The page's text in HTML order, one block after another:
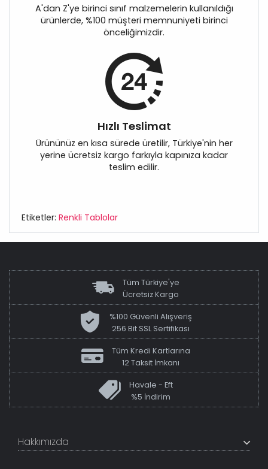
A'dan Z'ye birinci sınıf malzemelerin kullanıldığı
ürünlerde, %100 müşteri memnuniyeti birinci
önceliğimizdir.
Hızlı Teslimat
Ürününüz en kısa sürede üretilir, Türkiye'nin her
yerine ücretsiz kargo farkıyla kapınıza kadar
teslim edilir.
Etiketler: Renkli Tablolar
Tüm Türkiye'ye
Ücretsiz Kargo
%100 Güvenli Alışveriş
256 Bit SSL Sertifikası
Tüm Kredi Kartlarına
12 Taksit İmkanı
Havale - Eft
%5 İndirim
Hakkımızda